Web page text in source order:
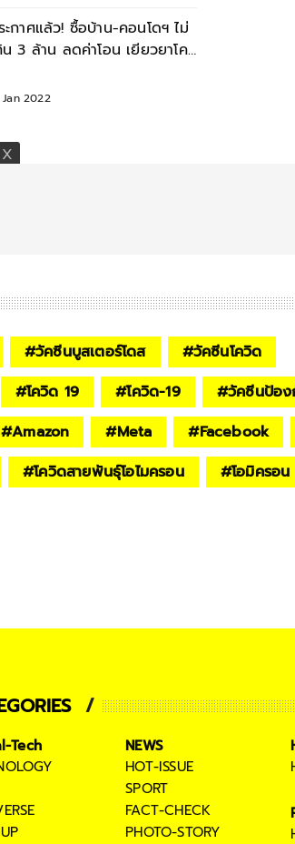
ะกาศแล้ว! ซื้อบ้าน-คอนโดฯ ไม่
น 3 ล้าน ลดค่าโอน เยียวยาโค
Jan 2022
#วัคซีนบูสเตอร์โดส #วัคซีนโควิด
#โควิด 19 #โควิด-19 #วัคซีนป้อง
#Amazon #Meta #Facebook
#โควิดสายพันธุ์โอไมครอน #โอมิครอน
Tech
NEWS
HOT-ISSUE
SPORT
FACT-CHECK
PHOTO-STORY